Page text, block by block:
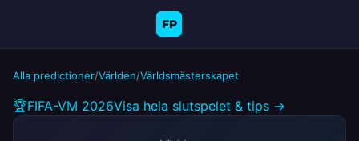
FP
Alla predictioner/Världen/Världsmästerskapet
🏆FIFA-VM 2026Visa hela slutspelet & tips →